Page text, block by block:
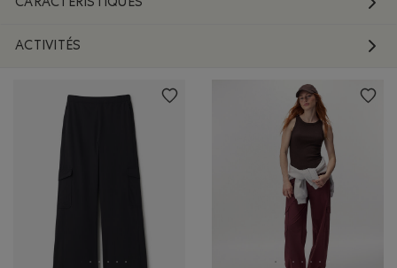
CARACTÉRISTIQUES
ACTIVITÉS